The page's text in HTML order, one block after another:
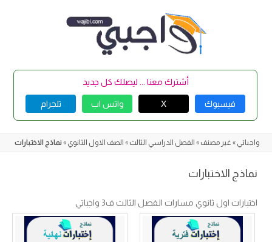
أشترك معنا ... ليصلك كل جديد
فيسبوك X واتس اب تلجرام
واجباتي » غير مصنف » الفصل الدراسي الثالث » الصف الاول الثانوي » نماذج الاختبارات
نماذج الاختبارات
اختبارات اول ثانوي مسارات الفصل الثالث ف3 واجباتي